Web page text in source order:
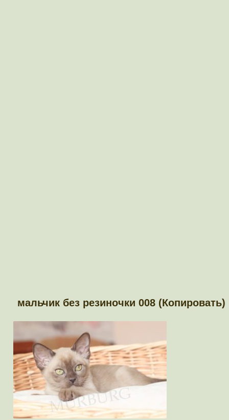
мальчик без резиночки 008 (Копировать)